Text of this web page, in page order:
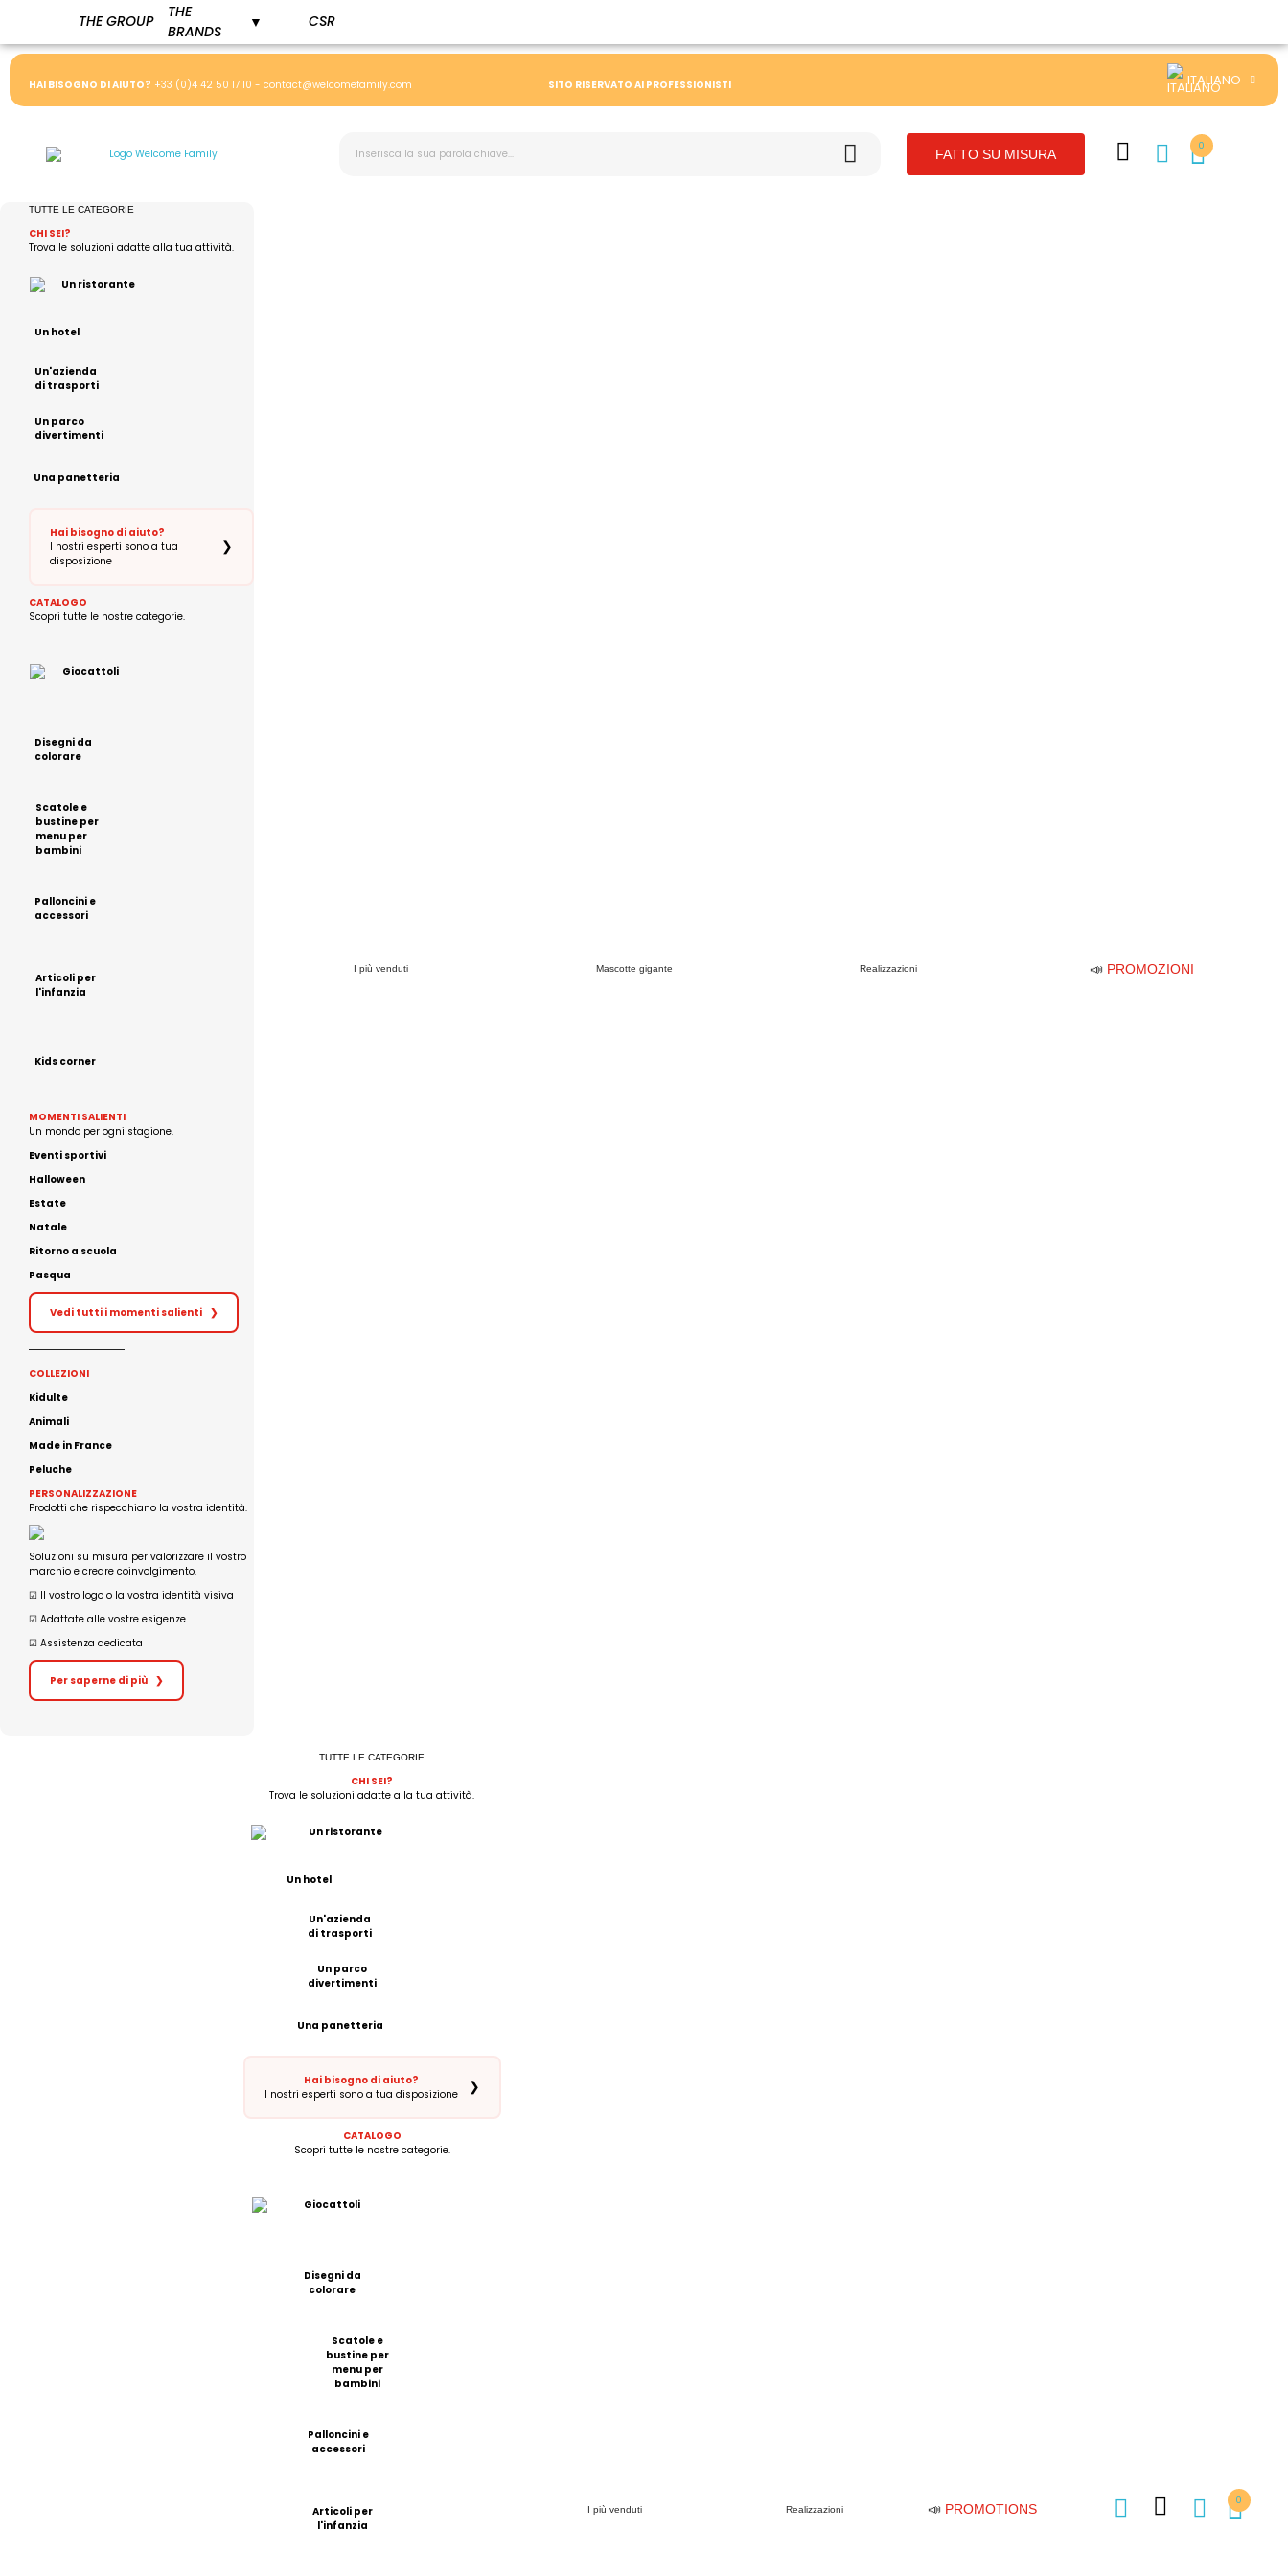
THE GROUP
THE
BRANDS
▼ CSR
HAI BISOGNO DI AIUTO? +33 (0)4 42 50 17 10 - contact@welcomefamily.com SITO RISERVATO AI PROFESSIONISTI ITALIANO
FATTO SU MISURA
0
TUTTE LE CATEGORIE
CHI SEI?
Trova le soluzioni adatte alla tua attività.
Un ristorante
Un hotel
Un'azienda
di trasporti
Un parco
divertimenti
Una panetteria
Hai bisogno di aiuto?
I nostri esperti sono a tua
disposizione
❯
CATALOGO
Scopri tutte le nostre categorie.
Giocattoli
Disegni da
colorare
Scatole e
bustine per
menu per
bambini
Palloncini e
accessori
Articoli per
l'infanzia
Kids corner
MOMENTI SALIENTI
Un mondo per ogni stagione.
Eventi sportivi
Halloween
Estate
Natale
Ritorno a scuola
Pasqua
Vedi tutti i momenti salienti ❯
COLLEZIONI
Kidulte
Animali
Made in France
Peluche
PERSONALIZZAZIONE
Prodotti che rispecchiano la vostra identità.
Soluzioni su misura per valorizzare il vostro
marchio e creare coinvolgimento.
☑︎ Il vostro logo o la vostra identità visiva
☑︎ Adattate alle vostre esigenze
☑︎ Assistenza dedicata
Per saperne di più ❯
I più venduti Mascotte gigante Realizzazioni 📣 PROMOZIONI
TUTTE LE CATEGORIE
CHI SEI?
Trova le soluzioni adatte alla tua attività.
Un ristorante
Un hotel
Un'azienda
di trasporti
Un parco
divertimenti
Una panetteria
Hai bisogno di aiuto?
I nostri esperti sono a tua disposizione
❯
CATALOGO
Scopri tutte le nostre categorie.
Giocattoli
Disegni da
colorare
Scatole e
bustine per
menu per
bambini
Palloncini e
accessori
Articoli per
l'infanzia
I più venduti Realizzazioni 📣 PROMOTIONS
0